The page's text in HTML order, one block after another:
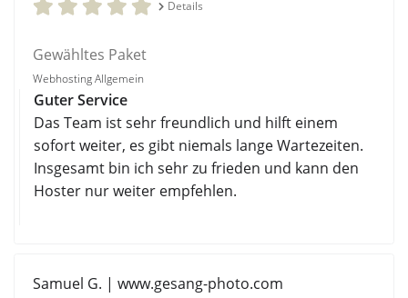
Details
Gewähltes Paket
Webhosting Allgemein
Guter Service
Das Team ist sehr freundlich und hilft einem
sofort weiter, es gibt niemals lange Wartezeiten.
Insgesamt bin ich sehr zu frieden und kann den
Hoster nur weiter empfehlen.
Samuel G. | www.gesang-photo.com